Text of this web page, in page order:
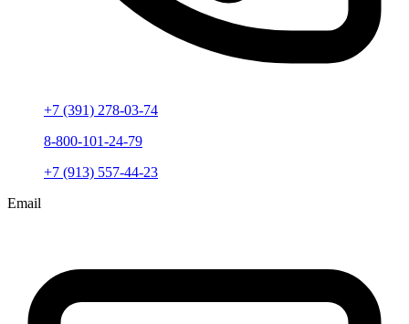
+7 (391) 278-03-74
8-800-101-24-79
+7 (913) 557-44-23
Email